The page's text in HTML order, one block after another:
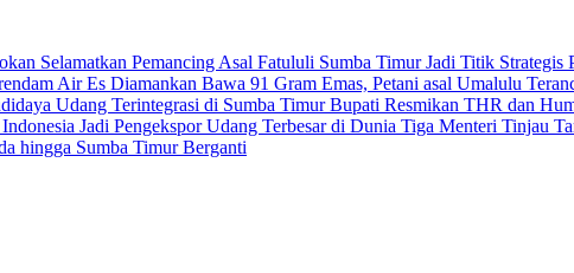
Selamatkan Pemancing Asal Fatululi Sumba Timur Jadi Titik
Air Es Diamankan Bawa 91 Gram Emas, Petani asal Umalulu
Udang Terintegrasi di Sumba TimurBupati Resmikan THR dan
Jadi Pengekspor Udang Terbesar di Dunia Tiga Menteri Tinjau
hingga Sumba Timur Berganti